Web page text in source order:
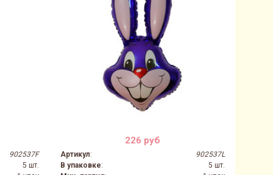
902537F
5 шт.
226 руб
Артикул:
902537L
В упаковке:
5 шт.